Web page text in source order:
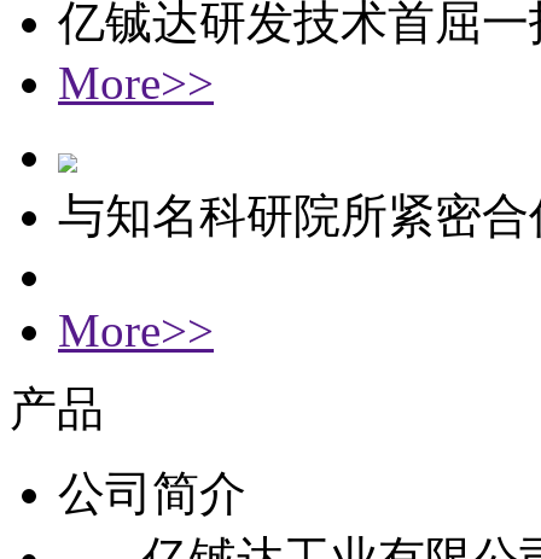
亿铖达研发技术首屈一
More>>
与知名科研院所紧密合
More>>
产品
公司简介